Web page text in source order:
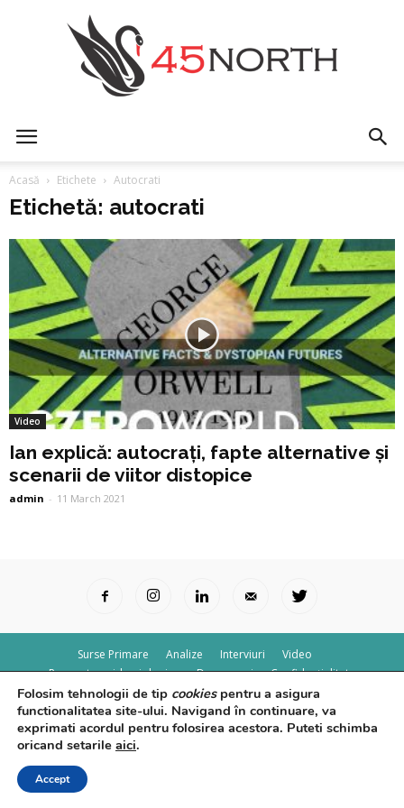
Acasă Etichete Autocrati
Etichetă: autocrati
Video
Ian explică: autocrați, fapte alternative și
scenarii de viitor distopice
admin - 11 March 2021
Surse Primare Analize Interviuri
Video
Rapoarte epidemiologice
Despre noi Confidențialitate
© Powered by Control F5
Folosim tehnologii de tip cookiespentru a asigura
functionalitatea site-ului. Navigand în continuare, va
exprimati acordul pentru folosirea acestora. Puteti schimba
oricand setarile aici.
Accept